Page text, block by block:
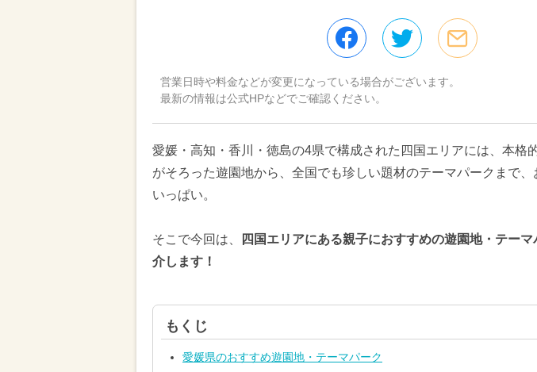
営業日時や料金などが変更になっている場合がございます。
最新の情報は公式HPなどでご確認ください。
愛媛・高知・香川・徳島の4県で構成された四国エリアには、本格
がそろった遊園地から、全国でも珍しい題材のテーマパークまで
いっぱい。
そこで今回は、
四国エリアにある親子におすすめの遊園地・テー
介します！
もくじ
愛媛県のおすすめ遊園地・テーマパーク